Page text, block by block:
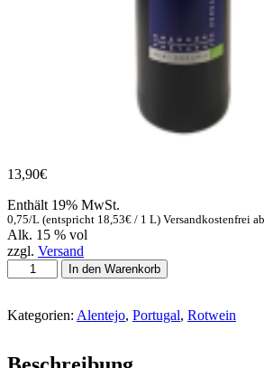
13,90€
Enthält 19% MwSt.
0,75/L (entspricht 18,53€ / 1 L) Versandkostenfrei
Alk. 15 % vol
zzgl. Versand
HDL
Aragonez
Herdade
Menge
In den Warenkorb
Kategorien: Alentejo, Portugal, Rotwein